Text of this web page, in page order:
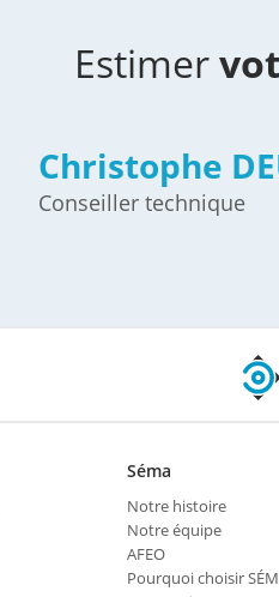
Estimer
Christophe
Conseiller technique
Séma
Notre histoire
Notre équipe
AFEO
Pourquoi choisir